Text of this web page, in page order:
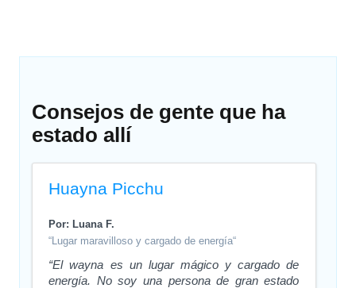
Consejos de gente que ha
estado allí
Huayna Picchu
Por: Luana F.
“Lugar maravilloso y cargado de energía“
“El wayna es un lugar mágico y cargado de
energía. No soy una persona de gran estado